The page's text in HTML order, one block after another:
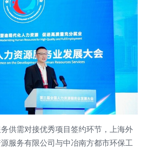
供需对接优秀项目签约环节，上海外
服务有限公司与中冶南方都市环保工